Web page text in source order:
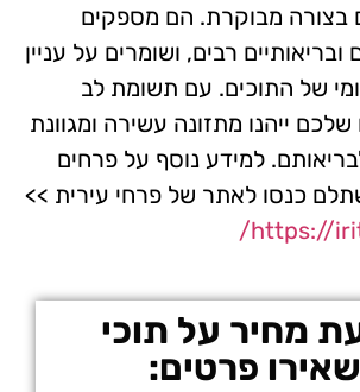
בצורה מבוקרת. הם מספקים
ובריאותיים רבים, ושומרים על עניין
של התוכים. עם תשומת לב
שלכם ייהנו מתזונה עשירה ומגוונת
למידע נוסף על פרחים
כנסו לאתר של פרחי עירית >>
https://
מחיר על תוכי
פרטים: